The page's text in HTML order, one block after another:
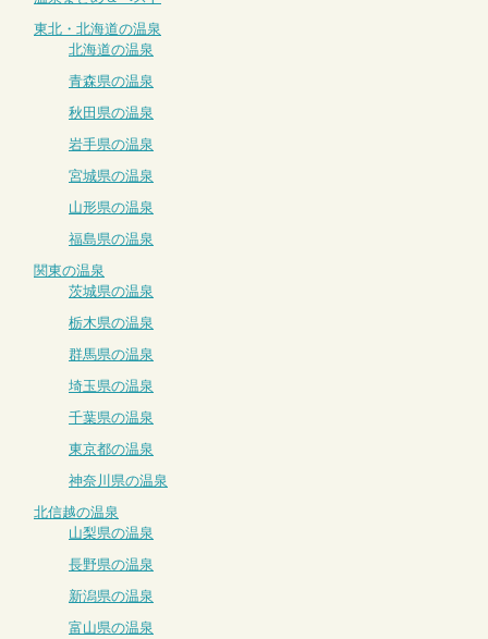
東北・北海道の温泉
北海道の温泉
青森県の温泉
秋田県の温泉
岩手県の温泉
宮城県の温泉
山形県の温泉
福島県の温泉
関東の温泉
茨城県の温泉
栃木県の温泉
群馬県の温泉
埼玉県の温泉
千葉県の温泉
東京都の温泉
神奈川県の温泉
北信越の温泉
山梨県の温泉
長野県の温泉
新潟県の温泉
富山県の温泉